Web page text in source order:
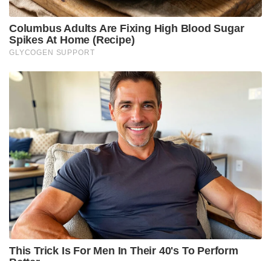
ഹിമാചല്‍ പ്രദേശ്, ഛത്തീസ്ഗഡ്, കേരളം, ഒഡീഷ
തുടങ്ങിയ സംസ്ഥാനങ്ങള്‍ മികച്ച പ്രകടനം
കാഴ്ചവച്ചു. എന്നാല്‍ പശ്ചിമ ബംഗാള്‍ പദ്ധതിയോട്
വിമുഖത പ്രകടിപ്പിച്ചു. 72 ലക്ഷത്തിലധികം
കര്‍ഷകര്‍ക്ക് പ്രധാനമന്ത്രി കിസാന്റെ ആനുകൂല്യങ്ങള്‍
നിഷേധിക്കുന്നതിന് സംസ്ഥാനങ്ങളുടെ നിസ്സഹകരണം
വഴിവെച്ചു. മധ്യപ്രദേശ്, രാജസ്ഥാന്‍, ഡല്‍ഹി
തുടങ്ങിയ പ്രതിപക്ഷഭരണാധികാരമുള്ള
സംസ്ഥാനങ്ങള്‍ തുടക്കത്തില്‍ പദ്ധതിയില്‍
ചേരുന്നതില്‍ വിമുഖത പ്രകടിപ്പിച്ചിരുന്നുവെങ്കിലും
അവരും പിന്നീട് പദ്ധതിയില്‍ അണിചേര്‍ന്നു.
തുകൂരില്‍ നടക്കുന്ന ചടങ്ങില്‍ കര്‍ഷകരെ
തിരഞ്ഞെടുക്കുന്നതിനായി ‘കിസാന്‍ ക്രെഡിറ്റ്
കാര്‍ഡുകള്‍’ പ്രധാനമന്ത്രി വിതരണം ചെയ്തു.
തെരഞ്ഞെടുത്തവര്‍ക്ക് ആഴക്കടല്‍
മത്സ്യബന്ധനത്തിനുള്ള യാനങ്ങളുടെ താക്കോല്‍